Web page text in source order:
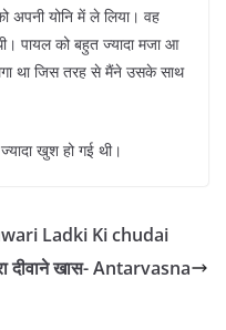
योनि में ले लिया। वह
पायल को बहुत ज्यादा मजा आ
था जिस तरह से मैंने उसके साथ
खुश हो गई थी।
Ladki Ki chudai
दीवाने खास- Antarvasna